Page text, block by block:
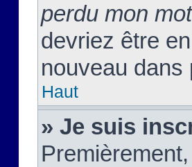
perdu mon
devriez être
nouveau dans
Haut
» Je suis